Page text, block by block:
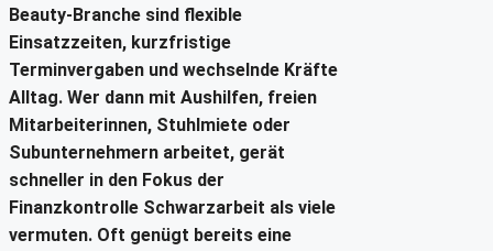
Beauty-Branche sind flexible
Einsatzzeiten, kurzfristige
Terminvergaben und wechselnde Kräfte
Alltag. Wer dann mit Aushilfen, freien
Mitarbeiterinnen, Stuhlmiete oder
Subunternehmern arbeitet, gerät
schneller in den Fokus der
Finanzkontrolle Schwarzarbeit als viele
vermuten. Oft genügt bereits eine